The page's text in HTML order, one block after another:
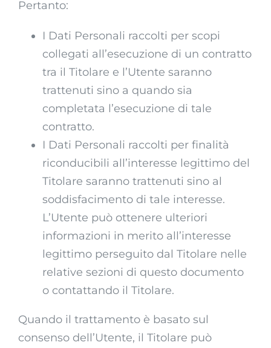
Pertanto:
I Dati Personali raccolti per scopi
collegati all’esecuzione di un contratto
tra il Titolare e l’Utente saranno
trattenuti sino a quando sia
completata l’esecuzione di tale
contratto.
I Dati Personali raccolti per finalità
riconducibili all’interesse legittimo del
Titolare saranno trattenuti sino al
soddisfacimento di tale interesse.
L’Utente può ottenere ulteriori
informazioni in merito all’interesse
legittimo perseguito dal Titolare nelle
relative sezioni di questo documento
o contattando il Titolare.
Quando il trattamento è basato sul
consenso dell’Utente, il Titolare può